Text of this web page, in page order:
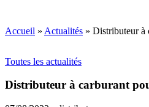
Accueil » Actualités » Distributeur
Toutes les actualités
Distributeur à carburant